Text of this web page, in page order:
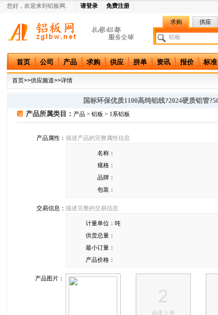
您好，欢迎来到铝板网. 请登录 免费注册
中国铝板网
求购 供应
首页 公司 产品 求购 供应 拼单 资讯 报价 标准
首页>>供应频道>>详情
国标环保优质1100高纯铝线?2024硬质铝管
产品所属类目： 产品 > 铝板 > 1系铝板
产品属性： 描述产品的完整属性信息
名称：
规格：
品牌：
包装：
交易信息： 描述完整的交易信息
计量单位： 吨
供货总量：
最小订量：
产品价格：
产品图片：